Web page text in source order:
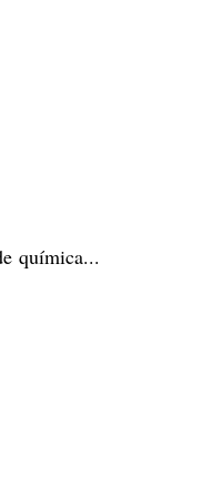
química...